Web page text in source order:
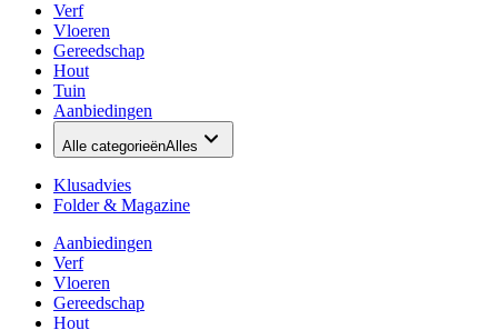
Verf
Vloeren
Gereedschap
Hout
Tuin
Aanbiedingen
Alle categorieënAlles
Klusadvies
Folder & Magazine
Aanbiedingen
Verf
Vloeren
Gereedschap
Hout